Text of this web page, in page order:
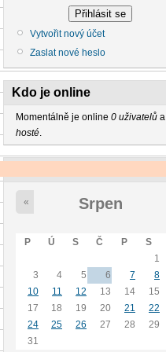
Vytvořit nový účet
Zaslat nové heslo
Kdo je online
Momentálně je online 0 uživatelů a
hosté.
« Srpen
P Ú S Č P S
1
3
4 5 6 7 8
10
11 12 13 14 15
17
18 19 20 21 22
24
25 26 27 28 29
31